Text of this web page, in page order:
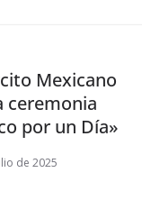
Mexicano
ceremonia
por un Día»
de 2025